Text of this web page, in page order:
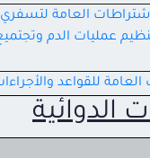
العامة لتسفري
عمليات الدم
العامة للقواعد
الدوائية